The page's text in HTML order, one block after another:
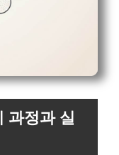
과정과 실